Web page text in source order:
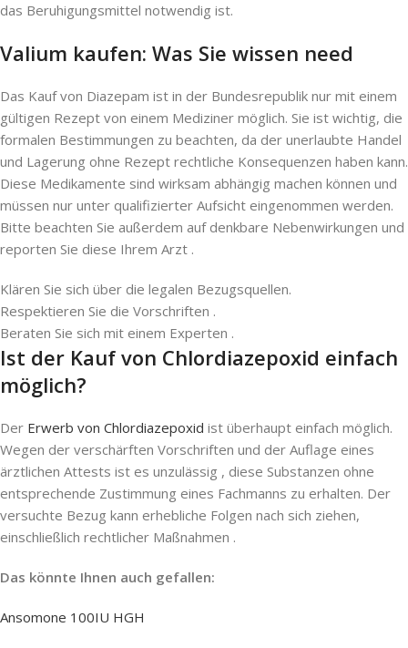
das Beruhigungsmittel notwendig ist.
Valium kaufen: Was Sie wissen need
Das Kauf von Diazepam ist in der Bundesrepublik nur mit einem
gültigen Rezept von einem Mediziner möglich. Sie ist wichtig, die
formalen Bestimmungen zu beachten, da der unerlaubte Handel
und Lagerung ohne Rezept rechtliche Konsequenzen haben kann.
Diese Medikamente sind wirksam abhängig machen können und
müssen nur unter qualifizierter Aufsicht eingenommen werden.
Bitte beachten Sie außerdem auf denkbare Nebenwirkungen und
reporten Sie diese Ihrem Arzt .
Klären Sie sich über die legalen Bezugsquellen.
Respektieren Sie die Vorschriften .
Beraten Sie sich mit einem Experten .
Ist der Kauf von Chlordiazepoxid einfach
möglich?
Der Erwerb von Chlordiazepoxid ist überhaupt einfach möglich.
Wegen der verschärften Vorschriften und der Auflage eines
ärztlichen Attests ist es unzulässig , diese Substanzen ohne
entsprechende Zustimmung eines Fachmanns zu erhalten. Der
versuchte Bezug kann erhebliche Folgen nach sich ziehen,
einschließlich rechtlicher Maßnahmen .
Das könnte Ihnen auch gefallen:
Ansomone 100IU HGH